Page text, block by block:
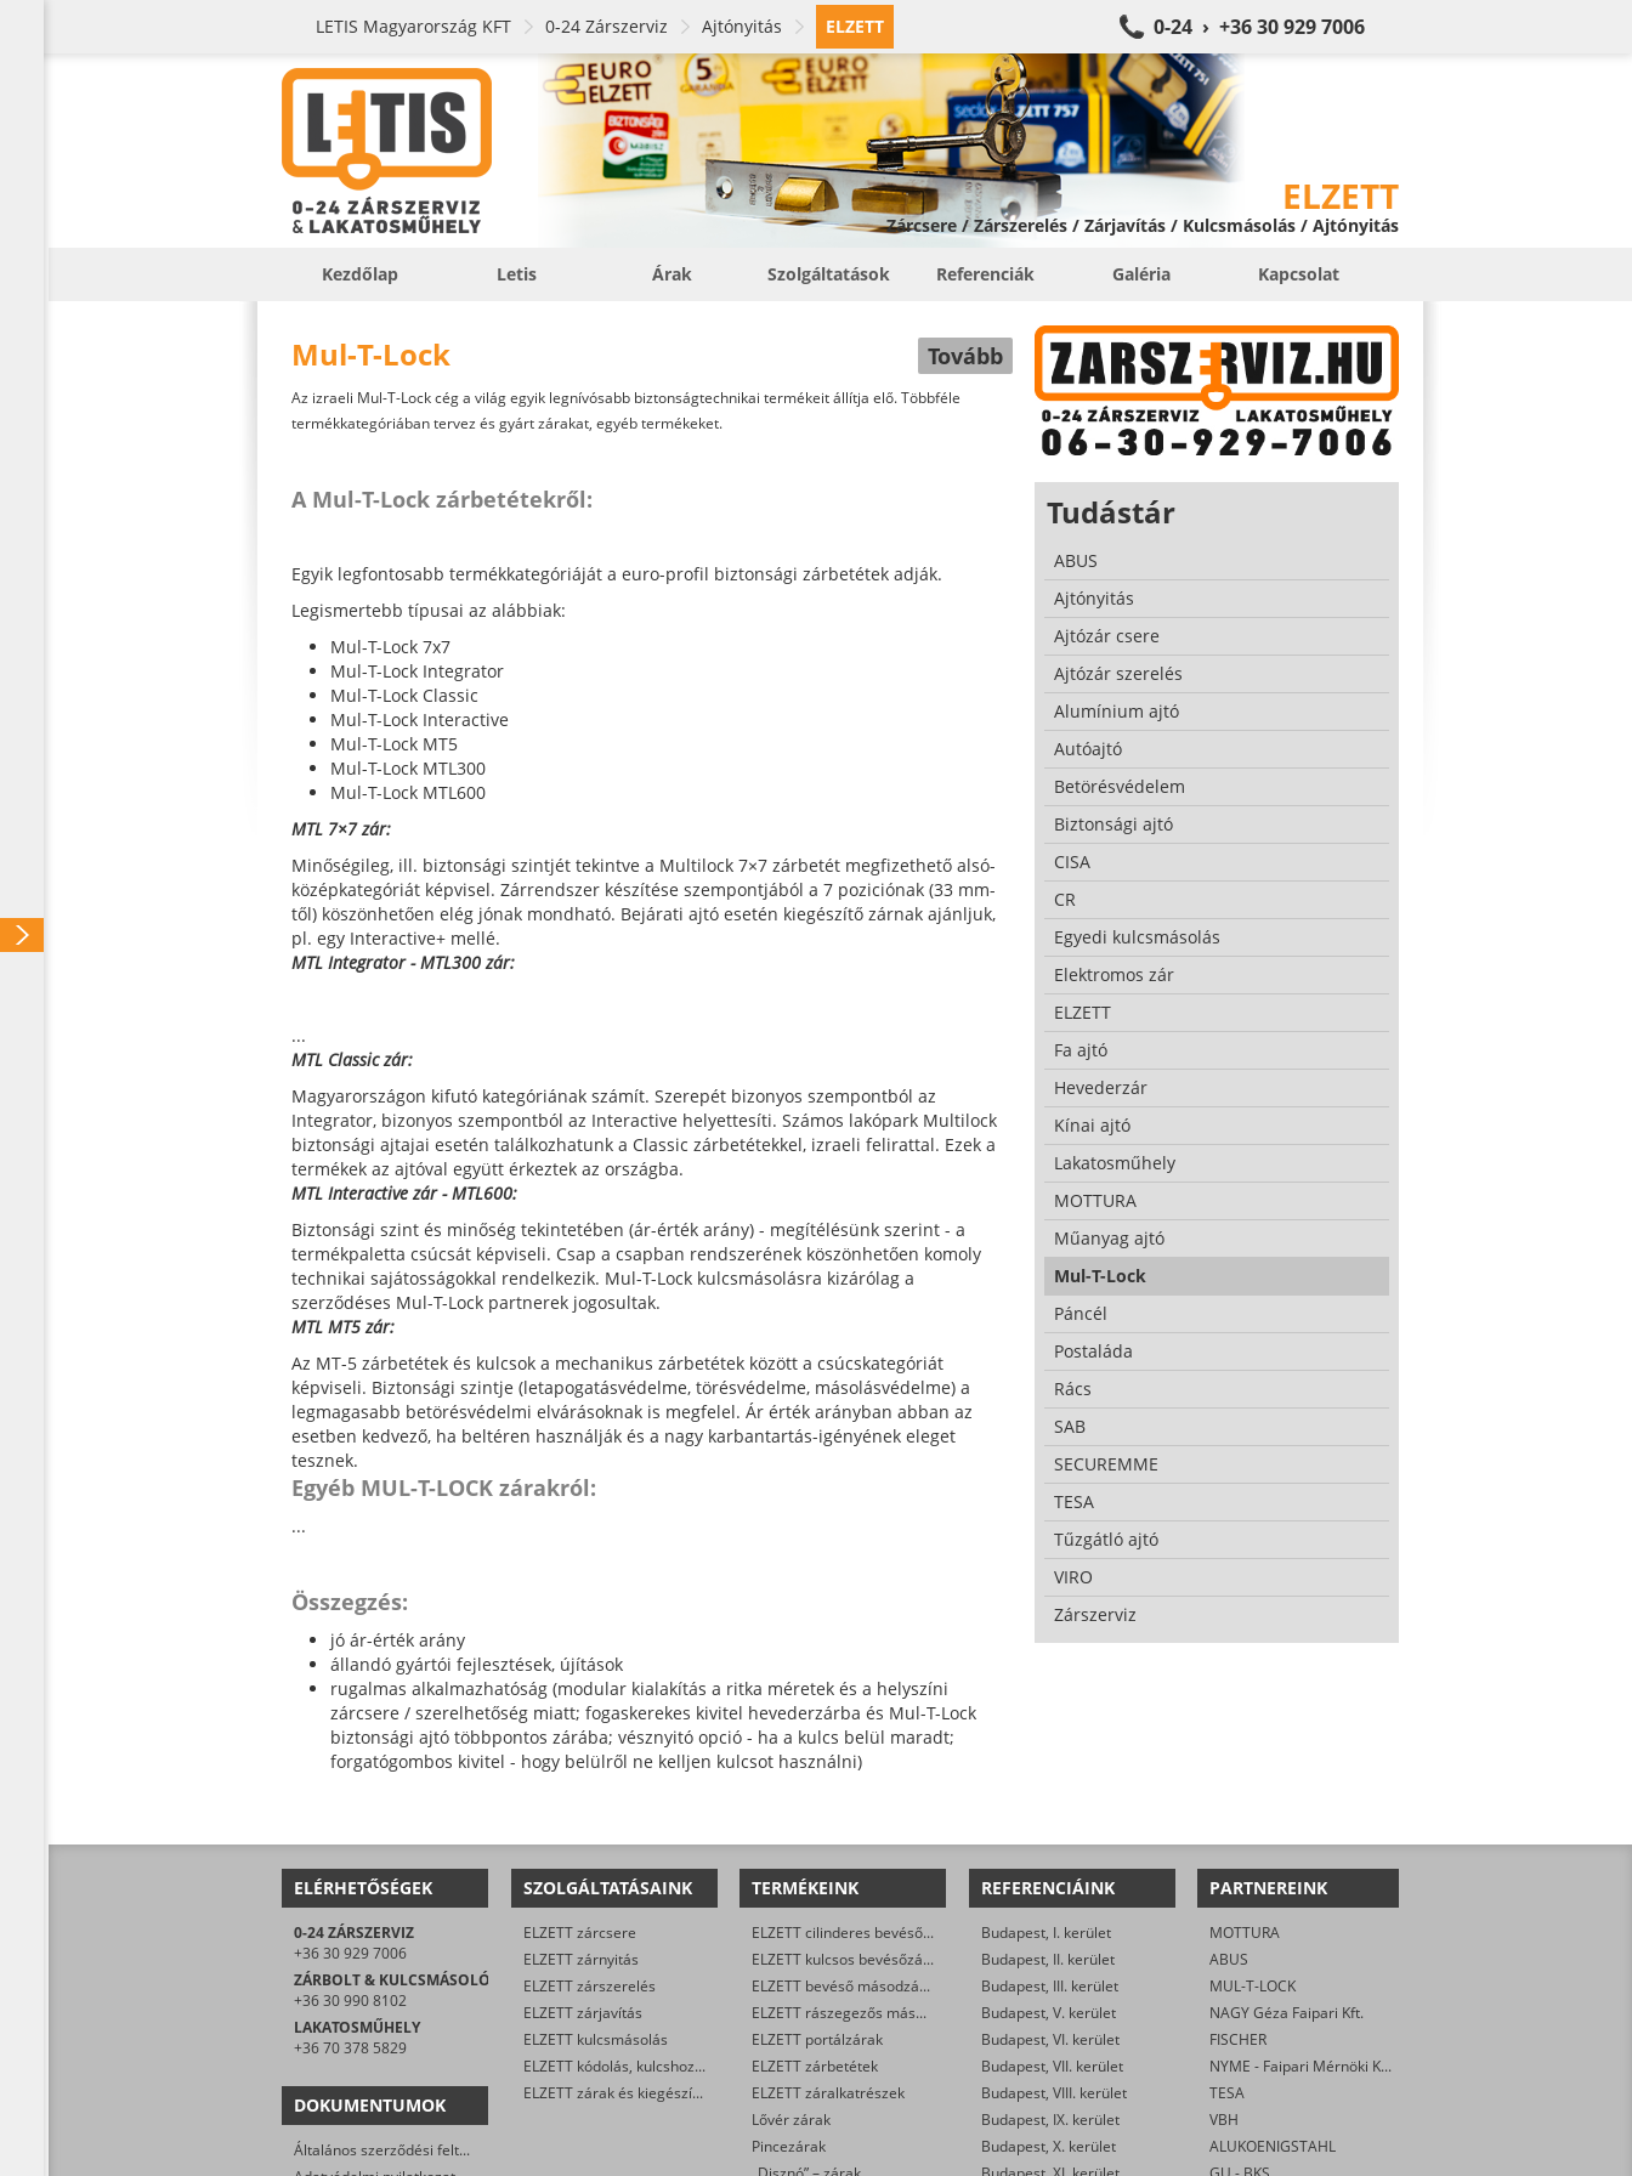
LETIS Magyarország KFT 0-24 Zárszerviz Ajtónyitás ELZETT 0-24 › +36 30 929 7006
ELZETT
Zárcsere / Zárszerelés / Zárjavítás / Kulcsmásolás / Ajtónyitás
Kezdőlap Letis Árak Szolgáltatások Referenciák Galéria Kapcsolat
Mul-T-Lock Tovább
Az izraeli Mul-T-Lock cég a világ egyik legnívósabb biztonságtechnikai termékeit állítja elő. Többféle
termékkategóriában tervez és gyárt zárakat, egyéb termékeket.
A Mul-T-Lock zárbetétekről:
Egyik legfontosabb termékkategóriáját a euro-profil biztonsági zárbetétek adják.
Legismertebb típusai az alábbiak:
Mul-T-Lock 7x7
Mul-T-Lock Integrator
Mul-T-Lock Classic
Mul-T-Lock Interactive
Mul-T-Lock MT5
Mul-T-Lock MTL300
Mul-T-Lock MTL600
MTL 7×7 zár:
Minőségileg, ill. biztonsági szintjét tekintve a Multilock 7×7 zárbetét megfizethető alsó-
középkategóriát képvisel. Zárrendszer készítése szempontjából a 7 poziciónak (33 mm-
től) köszönhetően elég jónak mondható. Bejárati ajtó esetén kiegészítő zárnak ajánljuk,
pl. egy Interactive+ mellé.
MTL Integrator - MTL300 zár:
...
MTL Classic zár:
Magyarországon kifutó kategóriának számít. Szerepét bizonyos szempontból az
Integrator, bizonyos szempontból az Interactive helyettesíti. Számos lakópark Multilock
biztonsági ajtajai esetén találkozhatunk a Classic zárbetétekkel, izraeli felirattal. Ezek a
termékek az ajtóval együtt érkeztek az országba.
MTL Interactive zár - MTL600:
Biztonsági szint és minőség tekintetében (ár-érték arány) - megítélésünk szerint - a
termékpaletta csúcsát képviseli. Csap a csapban rendszerének köszönhetően komoly
technikai sajátosságokkal rendelkezik. Mul-T-Lock kulcsmásolásra kizárólag a
szerződéses Mul-T-Lock partnerek jogosultak.
MTL MT5 zár:
Az MT-5 zárbetétek és kulcsok a mechanikus zárbetétek között a csúcskategóriát
képviseli. Biztonsági szintje (letapogatásvédelme, törésvédelme, másolásvédelme) a
legmagasabb betörésvédelmi elvárásoknak is megfelel. Ár érték arányban abban az
esetben kedvező, ha beltéren használják és a nagy karbantartás-igényének eleget
tesznek.
Egyéb MUL-T-LOCK zárakról:
...
Összegzés:
jó ár-érték arány
állandó gyártói fejlesztések, újítások
rugalmas alkalmazhatóság (modular kialakítás a ritka méretek és a helyszíni
zárcsere / szerelhetőség miatt; fogaskerekes kivitel hevederzárba és Mul-T-Lock
biztonsági ajtó többpontos zárába; vésznyitó opció - ha a kulcs belül maradt;
forgatógombos kivitel - hogy belülről ne kelljen kulcsot használni)
Tudástár
ABUS
Ajtónyitás
Ajtózár csere
Ajtózár szerelés
Alumínium ajtó
Autóajtó
Betörésvédelem
Biztonsági ajtó
CISA
CR
Egyedi kulcsmásolás
Elektromos zár
ELZETT
Fa ajtó
Hevederzár
Kínai ajtó
Lakatosműhely
MOTTURA
Műanyag ajtó
Mul-T-Lock
Páncél
Postaláda
Rács
SAB
SECUREMME
TESA
Tűzgátló ajtó
VIRO
Zárszerviz
ELÉRHETŐSÉGEK
0-24 ZÁRSZERVIZ
+36 30 929 7006
ZÁRBOLT & KULCSMÁSOLÓ
+36 30 990 8102
LAKATOSMŰHELY
+36 70 378 5829
DOKUMENTUMOK
Általános szerződési feltételek
SZOLGÁLTATÁSAINK
ELZETT zárcsere
ELZETT zárnyitás
ELZETT zárszerelés
ELZETT zárjavítás
ELZETT kulcsmásolás
ELZETT kódolás, kulcshoz zárbetét készítése
ELZETT zárak és kiegészítők kereskedelme
TERMÉKEINK
ELZETT cilinderes bevéső-zárak
ELZETT kulcsos bevésőzárak
ELZETT bevéső másodzárak
ELZETT rászegezős másodzárak
ELZETT portálzárak
ELZETT zárbetétek
ELZETT záralkatrészek
Lővér zárak
Pincezárak
REFERENCIÁINK
Budapest, I. kerület
Budapest, II. kerület
Budapest, III. kerület
Budapest, V. kerület
Budapest, VI. kerület
Budapest, VII. kerület
Budapest, VIII. kerület
Budapest, IX. kerület
Budapest, X. kerület
PARTNEREINK
MOTTURA
ABUS
MUL-T-LOCK
NAGY Géza Faipari Kft.
FISCHER
NYME - Faipari Mérnöki Kar
TESA
VBH
ALUKOENIGSTAHL